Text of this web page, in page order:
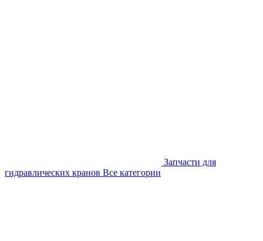
Запчасти для
гидравлических кранов Все категории